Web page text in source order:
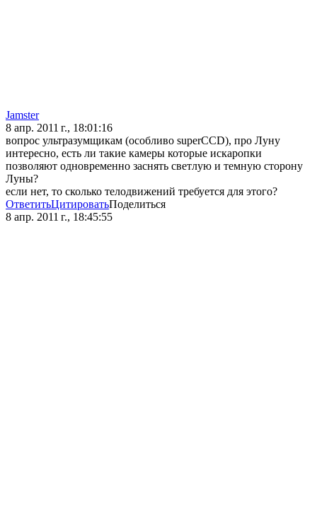
Jamster
8 апр. 2011 г., 18:01:16
вопрос ультразумщикам (особливо superCCD), про Луну
интересно, есть ли такие камеры которые искаропки
позволяют одновременно заснять светлую и темную сторону
Луны?
если нет, то сколько телодвижений требуется для этого?
ОтветитьЦитироватьПоделиться
8 апр. 2011 г., 18:45:55